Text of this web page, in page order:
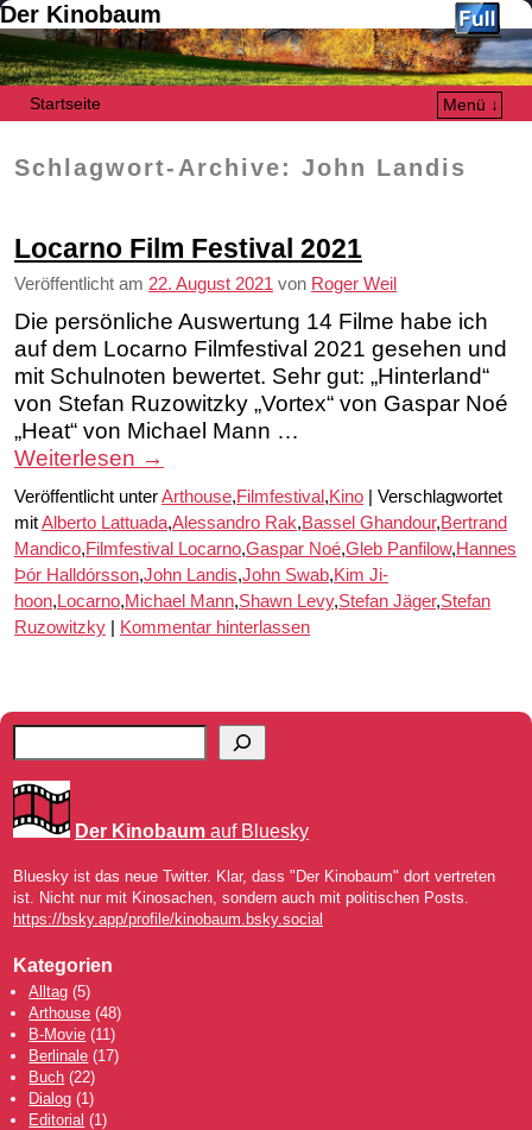
Der Kinobaum
Startseite
Menü ↓
Schlagwort-Archive: John Landis
Locarno Film Festival 2021
Veröffentlicht am 22. August 2021 von Roger Weil
Die persönliche Auswertung 14 Filme habe ich
auf dem Locarno Filmfestival 2021 gesehen und
mit Schulnoten bewertet. Sehr gut: „Hinterland“
von Stefan Ruzowitzky „Vortex“ von Gaspar Noé
„Heat“ von Michael Mann …
Weiterlesen →
Veröffentlicht unterArthouse,Filmfestival ,Kino
Verschlagwortet
mitAlberto Lattuada,Alessandro Rak,Bassel Ghandour,Bertrand
Mandico,Filmfestival Locarno,Gaspar Noé,Gleb Panfilow,Hannes
Þór Halldórsson,John Landis,John Swab,Kim Ji-
hoon, Locarno,Michael Mann,Shawn Levy,Stefan Jäger,Stefan
Ruzowitzky
Kommentar hinterlassen
Der Kinobaum auf Bluesky
Bluesky ist das neue Twitter. Klar, dass "Der Kinobaum" dort vertreten
ist. Nicht nur mit Kinosachen, sondern auch mit politischen Posts.
https://bsky.app/profile/kinobaum.bsky.social
Kategorien
Alltag (5)
Arthouse (48)
B-Movie (11)
Berlinale (17)
Buch (22)
Dialog (1)
Editorial (1)